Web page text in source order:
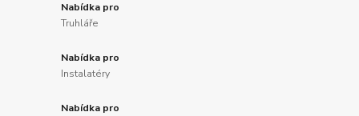
Nabídka pro
Truhláře
Nabídka pro
Instalatéry
Nabídka pro